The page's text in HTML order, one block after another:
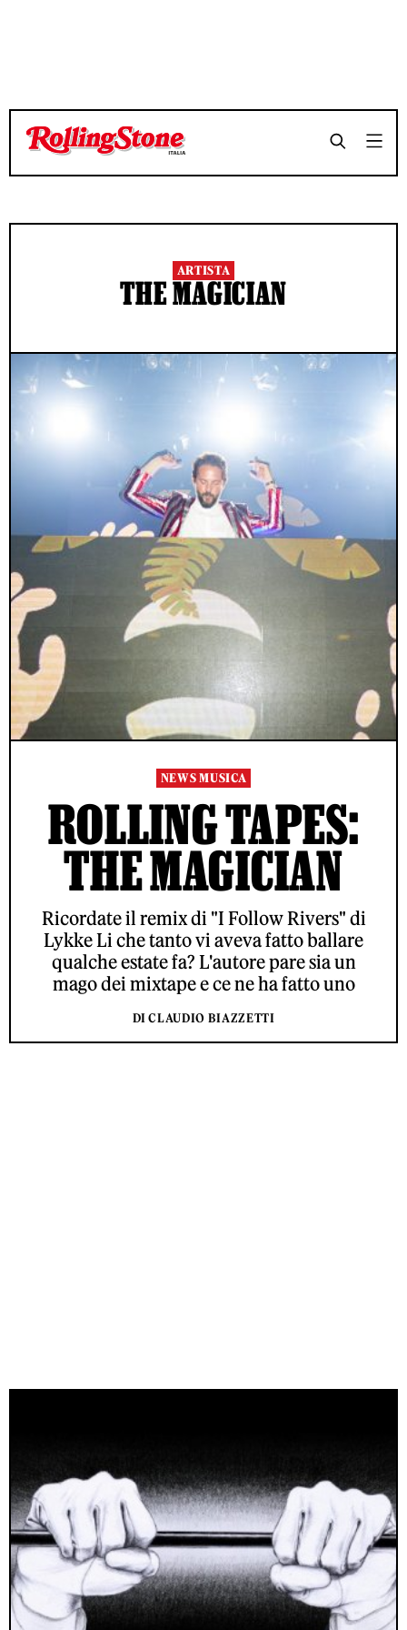
ARTISTA
THE MAGICIAN
NEWS MUSICA
ROLLING TAPES:
THE MAGICIAN
Ricordate il remix di "I Follow Rivers" di
Lykke Li che tanto vi aveva fatto ballare
qualche estate fa? L'autore pare sia un
mago dei mixtape e ce ne ha fatto uno
DI CLAUDIO BIAZZETTI